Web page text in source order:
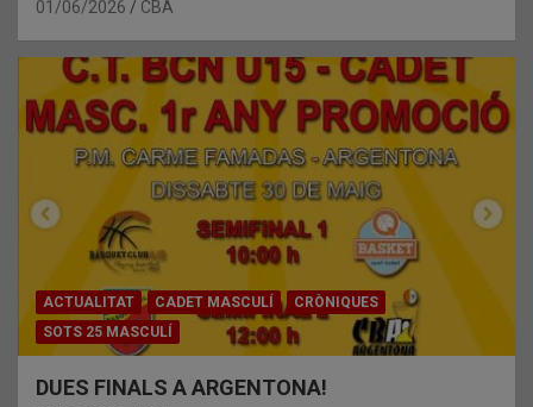
01/06/2026 CBA
ACTUALITAT CADET MASCULÍ
CRÒNIQUES
SOTS 25 MASCULÍ
DUES FINALS A ARGENTONA!